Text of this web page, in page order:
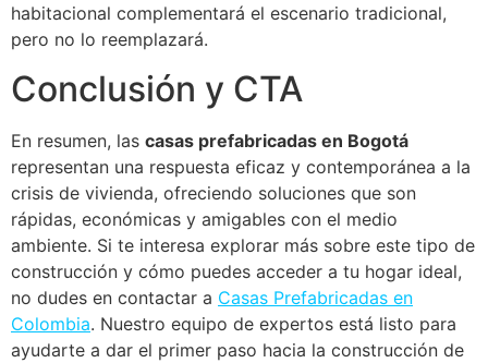
habitacional complementará el escenario tradicional,
pero no lo reemplazará.
Conclusión y CTA
En resumen, las casas prefabricadas en Bogotá
representan una respuesta eficaz y contemporánea a la
crisis de vivienda, ofreciendo soluciones que son
rápidas, económicas y amigables con el medio
ambiente. Si te interesa explorar más sobre este tipo de
construcción y cómo puedes acceder a tu hogar ideal,
no dudes en contactar a Casas Prefabricadas en
Colombia. Nuestro equipo de expertos está listo para
ayudarte a dar el primer paso hacia la construcción de